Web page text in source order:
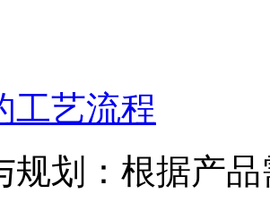
工艺流程
规划：根据产